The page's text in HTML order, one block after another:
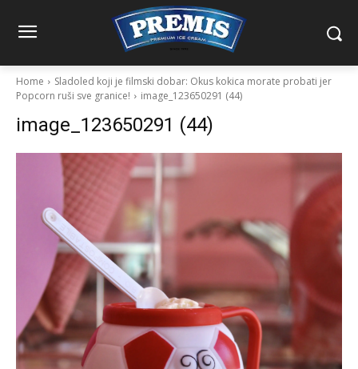
Home
Sladoled koji je filmski dobar: Okus kokica morate probati jer
Popcorn ruši sve granice!
image_123650291 (44)
image_123650291 (44)